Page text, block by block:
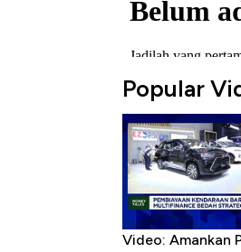
Popular
Video: Amankan